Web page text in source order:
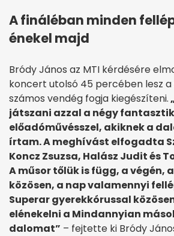
A fináléban minden
énekel majd
Bródy János az MTI kérdésére
koncert utolsó 45 percében lesz a
számos vendég fogja kiegészíteni.
játszani azzal a négy
előadóművésszel, akiknek a
írtam. A meghívást elfogadta
Koncz Zsuzsa, Halász Judit és
A műsor tőlük is függ, a végén,
közösen, a nap valamennyi
Superar gyerekkórussal
elénekelni a Mindannyian
dalomat” – fejtette ki Bródy